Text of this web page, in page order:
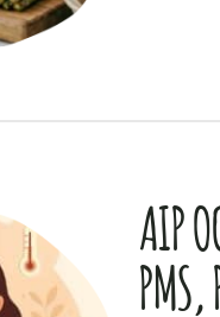
AIP
PMS,